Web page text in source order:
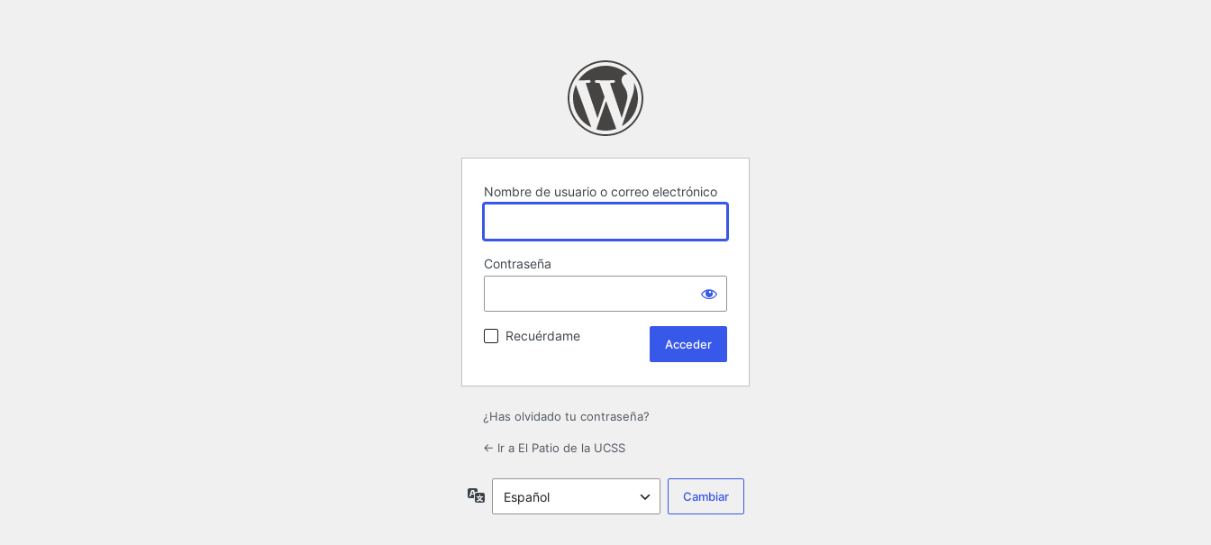
Nombre de usuario o correo electrónico
Contraseña
Recuérdame
¿Has olvidado tu contraseña?
← Ir a El Patio de la UCSS
Idioma